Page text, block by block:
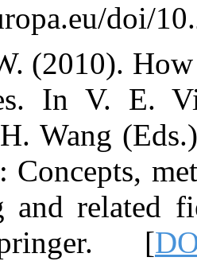
http://
6. Chin, W.
PLS
Henseler, &
least
in
Berlin: